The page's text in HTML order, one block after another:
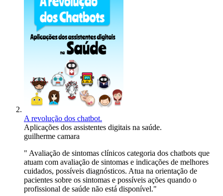
A revolução dos chatbot.
Aplicações dos assistentes digitais na saúde.
guilherme camara
" Avaliação de sintomas clínicos categoria dos chatbots que
atuam com avaliação de sintomas e indicações de melhores
cuidados, possíveis diagnósticos. Atua na orientação de
pacientes sobre os sintomas e possíveis ações quando o
profissional de saúde não está disponível."